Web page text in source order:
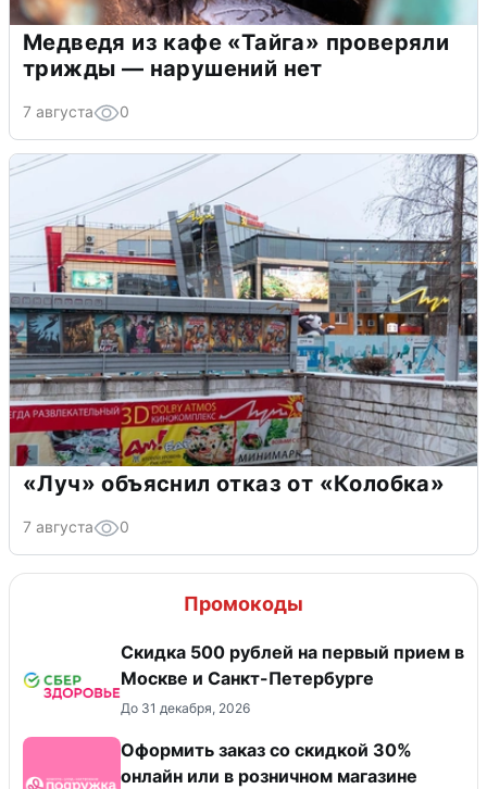
Медведя из кафе «Тайга» проверяли
трижды — нарушений нет
7 августа 0
«Луч» объяснил отказ от «Колобка»
7 августа 0
Промокоды
Скидка 500 рублей на первый прием в
Москве и Санкт-Петербурге
До 31 декабря, 2026
Оформить заказ со скидкой 30%
онлайн или в розничном магазине